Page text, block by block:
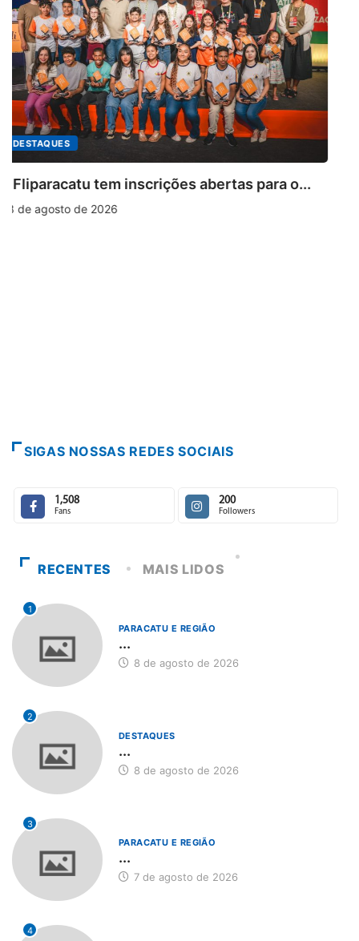
SIGAS NOSSAS REDES SOCIAIS
1,508
Fans
200
Followers
RECENTES MAIS LIDOS
1
PARACATU E REGIÃO
...
8 de agosto de 2026
2
DESTAQUES
...
8 de agosto de 2026
3
PARACATU E REGIÃO
...
7 de agosto de 2026
4